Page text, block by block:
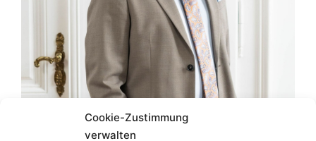
Cookie-Zustimmung
verwalten